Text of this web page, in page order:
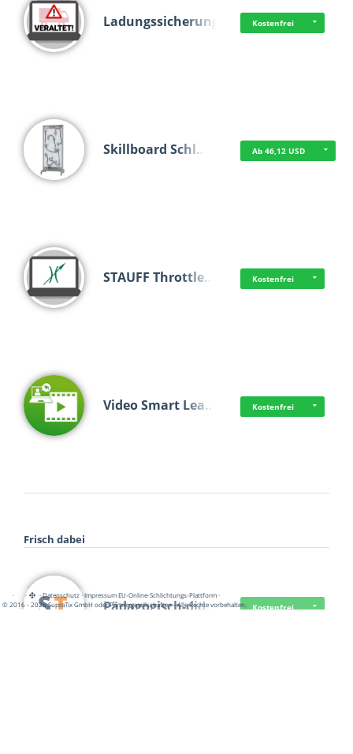
Ladungssicherung Kostenfrei
Skillboard Schl… Ab 46,12 USD
STAUFF Throttle… Kostenfrei
Video Smart Lea… Kostenfrei
Frisch dabei
Pädagogisch-did… Kostenfrei
· · ·Datenschutz·Impressum EU-Online-Schlichtungs-Plattform·
© 2016 - 2026 SupraTix GmbH oder Partnergesellschaften - Alle Rechte vorbehalten.